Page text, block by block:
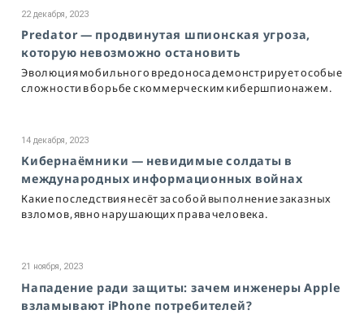
22 декабря, 2023
Predator — продвинутая шпионская угроза,
которую невозможно остановить
Эволюция мобильного вредоноса демонстрирует особые
сложности в борьбе с коммерческим кибершпионажем.
14 декабря, 2023
Кибернаёмники — невидимые солдаты в
международных информационных войнах
Какие последствия несёт за собой выполнение заказных
взломов, явно нарушающих права человека.
21 ноября, 2023
Нападение ради защиты: зачем инженеры Apple
взламывают iPhone потребителей?